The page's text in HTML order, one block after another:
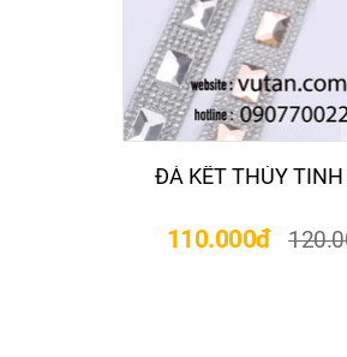
ĐÁ KẾT THỦY
110.000đ